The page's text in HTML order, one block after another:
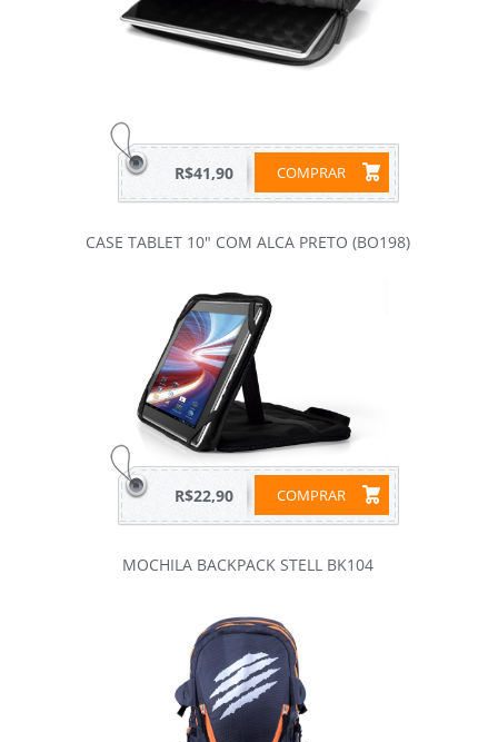
COMPRAR
R$41,90
CASE TABLET 10" COM ALCA PRETO (BO198)
COMPRAR
R$22,90
MOCHILA BACKPACK STELL BK104